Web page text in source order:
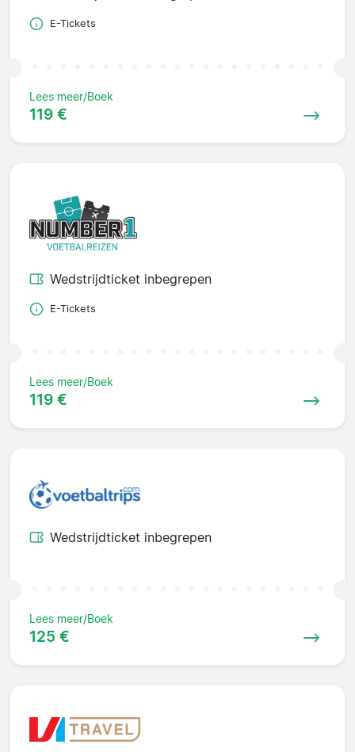
E-Tickets
Lees meer/Boek
119 €
Wedstrijdticket inbegrepen
E-Tickets
Lees meer/Boek
119 €
Wedstrijdticket inbegrepen
Lees meer/Boek
125 €